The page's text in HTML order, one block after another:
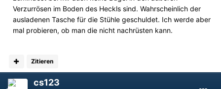
Verzurrösen im Boden des Heckls sind. Wahrscheinlich der
ausladenen Tasche für die Stühle geschuldet. Ich werde aber
mal probieren, ob man die nicht nachrüsten kann.
Zitieren
cs123